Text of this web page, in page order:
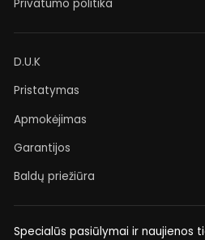
Privatumo politika
D.U.K
Pristatymas
Apmokėjimas
Garantijos
Baldų priežiūra
Specialūs pasiūlymai ir naujienos